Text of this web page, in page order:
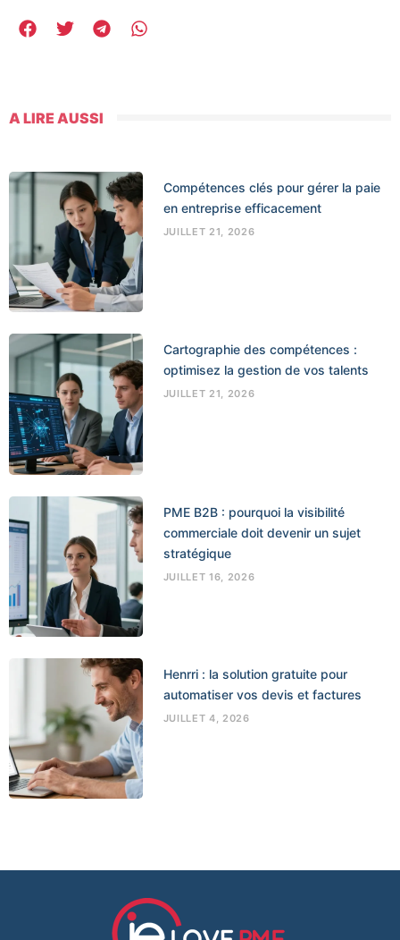
A LIRE AUSSI
Compétences clés pour gérer la paie
en entreprise efficacement
JUILLET 21, 2026
Cartographie des compétences :
optimisez la gestion de vos talents
JUILLET 21, 2026
PME B2B : pourquoi la visibilité
commerciale doit devenir un sujet
stratégique
JUILLET 16, 2026
Henrri : la solution gratuite pour
automatiser vos devis et factures
JUILLET 4, 2026